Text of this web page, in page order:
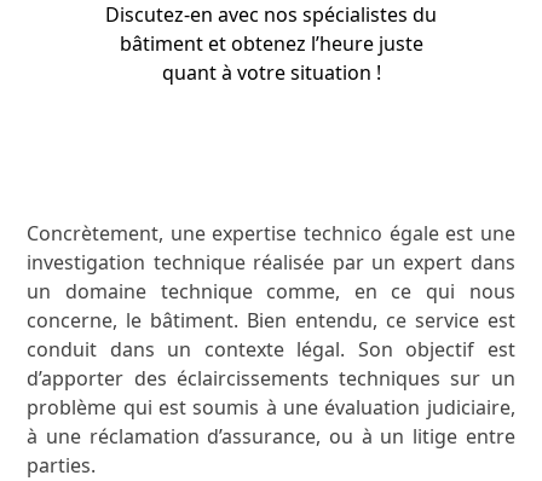
Discutez-en avec nos spécialistes du
bâtiment et obtenez l’heure juste
quant à votre situation !
Concrètement, une expertise technico égale est une
investigation technique réalisée par un expert dans
un domaine technique comme, en ce qui nous
concerne, le bâtiment. Bien entendu, ce service est
conduit dans un contexte légal. Son objectif est
d’apporter des éclaircissements techniques sur un
problème qui est soumis à une évaluation judiciaire,
à une réclamation d’assurance, ou à un litige entre
parties.